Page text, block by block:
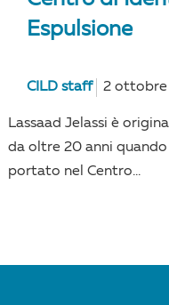
Espulsione
CILD staff 2 ottobre
Lassaad Jelassi è
da oltre 20 anni
portato nel Centro...